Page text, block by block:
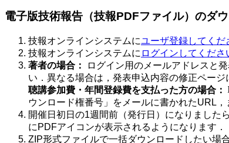
電子版技術報告（技報PDFファイル）のダ
技報オンラインシステムにユーザ登録してくだ
技報オンラインシステムに ログインしてくださ
著者の場合：
ログイン用のメールアドレスと
い．異なる場合は，発表申込内容の修正ペー
聴講参加費・年間登録費を支払った方の場合：
ウンロード権番号」をメールに書かれたURL，
開催日初日の1週間前（発行日）になりましたら
にPDFアイコンが表示されるようになります．
ZIP形式ファイルで一括ダウンロードしたい場合